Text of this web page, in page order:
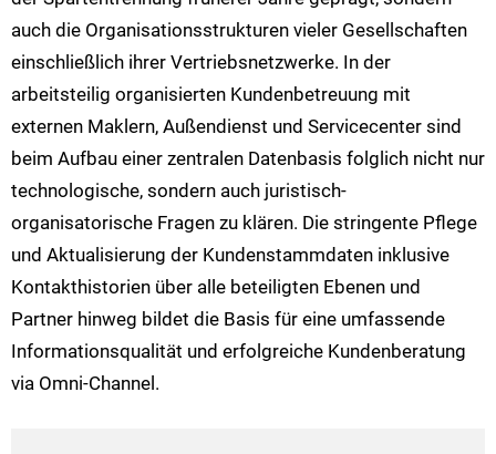
auch die Organisationsstrukturen vieler Gesellschaften
einschließlich ihrer Vertriebsnetzwerke. In der
arbeitsteilig organisierten Kundenbetreuung mit
externen Maklern, Außendienst und Servicecenter sind
beim Aufbau einer zentralen Datenbasis folglich nicht nur
technologische, sondern auch juristisch-
organisatorische Fragen zu klären. Die stringente Pflege
und Aktualisierung der Kundenstammdaten inklusive
Kontakthistorien über alle beteiligten Ebenen und
Partner hinweg bildet die Basis für eine umfassende
Informationsqualität und erfolgreiche Kundenberatung
via Omni-Channel.